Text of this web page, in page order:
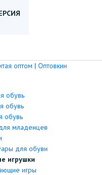
обувь
обувь
обувь
младенцев
для обуви
игрушки
игры